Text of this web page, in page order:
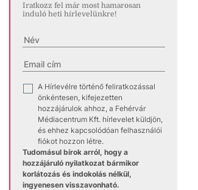
Iratkozz fel már most hamarosan
induló heti hírlevelünkre!
✓
A Hírlevélre történő feliratkozással
önkéntesen, kifejezetten
hozzájárulok ahhoz, a Fehérvár
Médiacentrum Kft. hírlevelet küldjön,
és ehhez kapcsolódóan felhasználói
fiókot hozzon létre.
Tudomásul bírok arról, hogy a
hozzájáruló nyilatkozat bármikor
korlátozás és indokolás nélkül,
ingyenesen visszavonható.